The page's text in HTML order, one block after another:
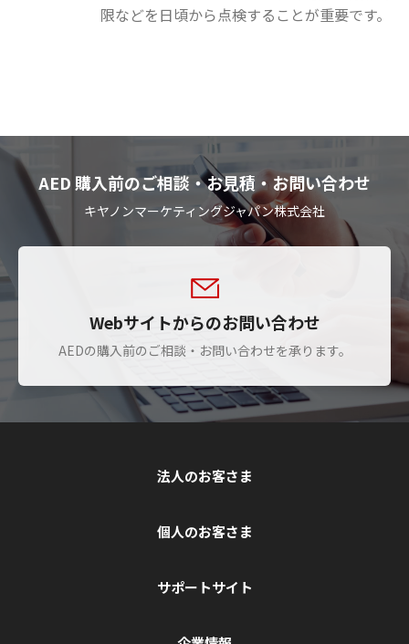
限などを日頃から点検することが重要です。
AED 購入前のご相談・お見積・お問い合わせ
キヤノンマーケティングジャパン株式会社
Webサイトからのお問い合わせ
AEDの購入前のご相談・お問い合わせを承ります。
法人のお客さま
個人のお客さま
サポートサイト